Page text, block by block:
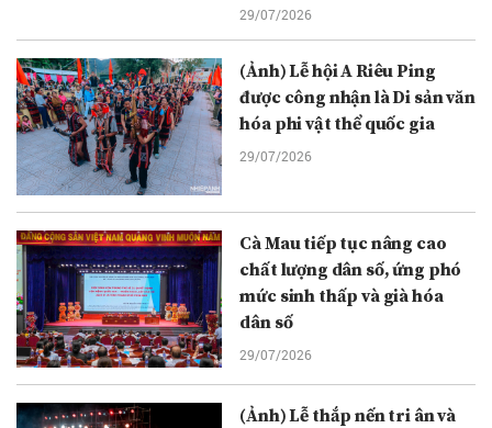
29/07/2026
(Ảnh) Lễ hội A Riêu Ping
được công nhận là Di sản văn
hóa phi vật thể quốc gia
29/07/2026
Cà Mau tiếp tục nâng cao
chất lượng dân số, ứng phó
mức sinh thấp và già hóa
dân số
29/07/2026
(Ảnh) Lễ thắp nến tri ân và